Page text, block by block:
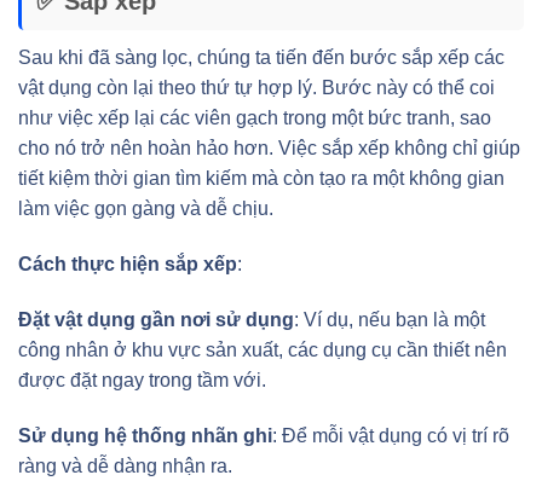
Sau khi đã sàng lọc, chúng ta tiến đến bước sắp xếp các
vật dụng còn lại theo thứ tự hợp lý. Bước này có thể coi
như việc xếp lại các viên gạch trong một bức tranh, sao
cho nó trở nên hoàn hảo hơn. Việc sắp xếp không chỉ giúp
tiết kiệm thời gian tìm kiếm mà còn tạo ra một không gian
làm việc gọn gàng và dễ chịu.
Cách thực hiện sắp xếp:
Đặt vật dụng gần nơi sử dụng: Ví dụ, nếu bạn là một
công nhân ở khu vực sản xuất, các dụng cụ cần thiết nên
được đặt ngay trong tầm với.
Sử dụng hệ thống nhãn ghi: Để mỗi vật dụng có vị trí rõ
ràng và dễ dàng nhận ra.